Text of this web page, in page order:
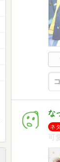
な
ネ
可